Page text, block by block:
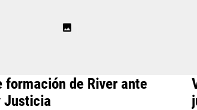
formación de River ante
Justicia